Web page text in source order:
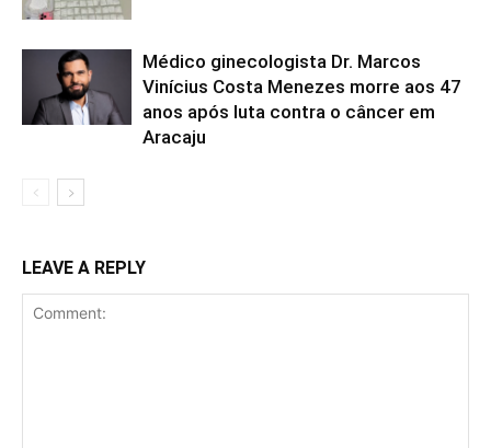
Médico ginecologista Dr. Marcos
Vinícius Costa Menezes morre aos 47
anos após luta contra o câncer em
Aracaju
LEAVE A REPLY